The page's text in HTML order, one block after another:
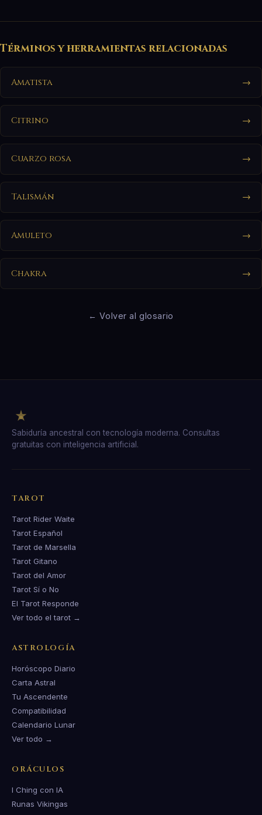
Términos y herramientas relacionadas
Amatista →
Citrino →
Cuarzo rosa →
Talismán →
Amuleto →
Chakra →
← Volver al glosario
Sabiduría ancestral con tecnología moderna. Consultas
gratuitas con inteligencia artificial.
TAROT
Tarot Rider Waite
Tarot Español
Tarot de Marsella
Tarot Gitano
Tarot del Amor
Tarot Sí o No
El Tarot Responde
Ver todo el tarot →
ASTROLOGÍA
Horóscopo Diario
Carta Astral
Tu Ascendente
Compatibilidad
Calendario Lunar
Ver todo →
ORÁCULOS
I Ching con IA
Runas Vikingas